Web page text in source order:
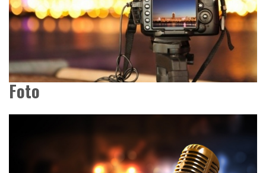
Foto